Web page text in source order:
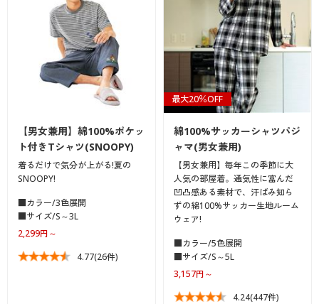
【男女兼用】綿100%ポケッ
ト付きTシャツ(SNOOPY)
着るだけで気分が上がる!夏の
SNOOPY!
■カラー/3色展開
■サイズ/S～3L
2,299円～
4.77(26件)
最大20％OFF
綿100%サッカーシャツパジ
ャマ(男女兼用)
【男女兼用】毎年この季節に大
人気の部屋着。通気性に富んだ
凹凸感ある素材で、汗ばみ知ら
ずの綿100%サッカー生地ルーム
ウェア!
■カラー/5色展開
■サイズ/S～5L
3,157円～
4.24(447件)